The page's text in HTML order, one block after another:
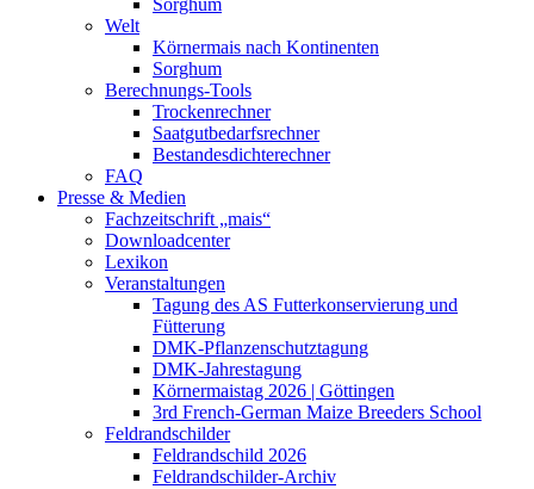
Welt
Körnermais nach Kontinenten
Sorghum
Berechnungs-Tools
Trockenrechner
Saatgutbedarfsrechner
Bestandesdichterechner
FAQ
Presse & Medien
Fachzeitschrift „mais“
Downloadcenter
Lexikon
Veranstaltungen
Tagung des AS Futterkonservierung und
Fütterung
DMK-Pflanzenschutztagung
DMK-Jahrestagung
Körnermaistag 2026 | Göttingen
3rd French-German Maize Breeders School
Feldrandschilder
Feldrandschild 2026
Feldrandschilder-Archiv